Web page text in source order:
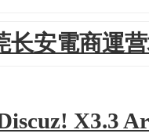
长安電商運
X3.3